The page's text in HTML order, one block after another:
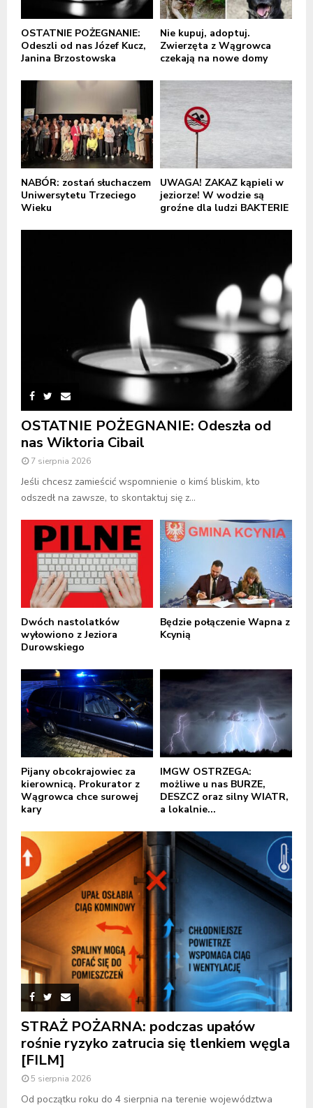
OSTATNIE POŻEGNANIE:
Odeszli od nas Józef Kucz,
Janina Brzostowska
Nie kupuj, adoptuj.
Zwierzęta z Wągrowca
czekają na nowe domy
NABÓR: zostań słuchaczem
Uniwersytetu Trzeciego
Wieku
UWAGA! ZAKAZ kąpieli w
jeziorze! W wodzie są
groźne dla ludzi BAKTERIE
OSTATNIE POŻEGNANIE: Odeszła od
nas Wiktoria Cibail
7 sierpnia 2026
Jeśli chcesz zamieścić wspomnienie o kimś bliskim, kto
odszedł na zawsze, to skontaktuj się z...
Dwóch nastolatków
wyłowiono z Jeziora
Durowskiego
Będzie połączenie Wapna z
Kcynią
Pijany obcokrajowiec za
kierownicą. Prokurator z
Wągrowca chce surowej
kary
IMGW OSTRZEGA:
możliwe u nas BURZE,
DESZCZ oraz silny WIATR,
a lokalnie...
STRAŻ POŻARNA: podczas upałów
rośnie ryzyko zatrucia się tlenkiem węgla
[FILM]
5 sierpnia 2026
Od początku roku do 4 sierpnia na terenie województwa